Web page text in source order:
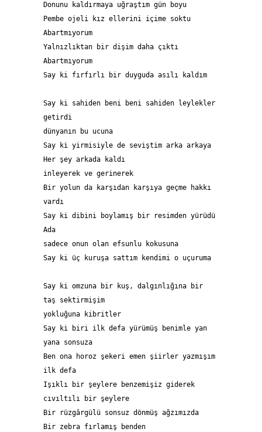
Donunu kaldırmaya uğraştım gün boyu
Pembe ojeli kız ellerini içime soktu
Abartmıyorum
Yalnızlıktan bir dişim daha çıktı
Abartmıyorum
Say ki sahiden beni beni sahiden leylekler
getirdi
dünyanın bu ucuna
Say ki yirmisiyle de seviştim arka arkaya
Her şey arkada kaldı
inleyerek ve gerinerek
Bir yolun da karşıdan karşıya geçme hakkı
vardı
Say ki dibini boylamış bir resimden yürüdü
Ada
sadece onun olan efsunlu kokusuna
Say ki üç kuruşa sattım kendimi o uçuruma
Say ki omzuna bir kuş, dalgınlığına bir
taş sektirmişim
yokluğuna kibritler
Say ki biri ilk defa yürümüş benimle yan
yana sonsuza
Ben ona horoz şekeri emen şiirler yazmışım
ilk defa
Işıklı bir şeylere benzemişiz giderek
cıvıltılı bir şeylere
Bir rüzgârgülü sonsuz dönmüş ağzımızda
Bir zebra fırlamış benden